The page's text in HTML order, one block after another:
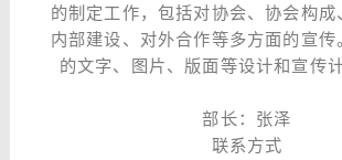
的制定工作，包括对协会、协会构成
内部建设、对外合作等多方面的宣传
的文字、图片、版面等设计和宣传
部长：张泽
联系方式